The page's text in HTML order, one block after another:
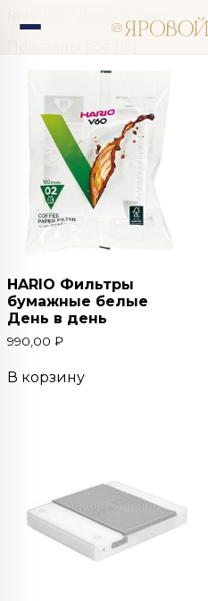
/ День в день
HARIO Фильтры
бумажные белые
День в день
990,00 ₽
В корзину